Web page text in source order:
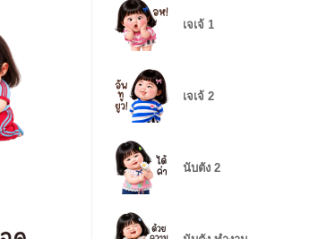
เจเจ้ 1
เจเจ้ 2
นับตัง 2